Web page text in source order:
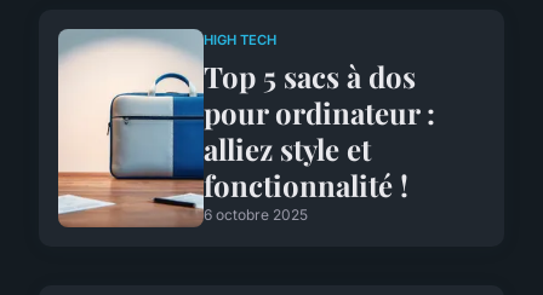
HIGH TECH
Top 5 sacs à dos
pour ordinateur :
alliez style et
fonctionnalité !
6 octobre 2025